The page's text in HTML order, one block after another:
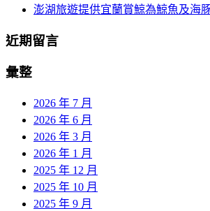
澎湖旅遊提供宜蘭賞鯨為鯨魚及海
近期留言
彙整
2026 年 7 月
2026 年 6 月
2026 年 3 月
2026 年 1 月
2025 年 12 月
2025 年 10 月
2025 年 9 月